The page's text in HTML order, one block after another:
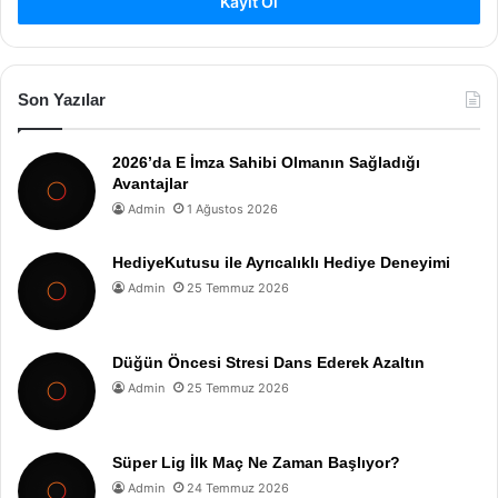
Son Yazılar
2026’da E İmza Sahibi Olmanın Sağladığı
Avantajlar
Admin 1 Ağustos 2026
HediyeKutusu ile Ayrıcalıklı Hediye Deneyimi
Admin 25 Temmuz 2026
Düğün Öncesi Stresi Dans Ederek Azaltın
Admin 25 Temmuz 2026
Süper Lig İlk Maç Ne Zaman Başlıyor?
Admin 24 Temmuz 2026